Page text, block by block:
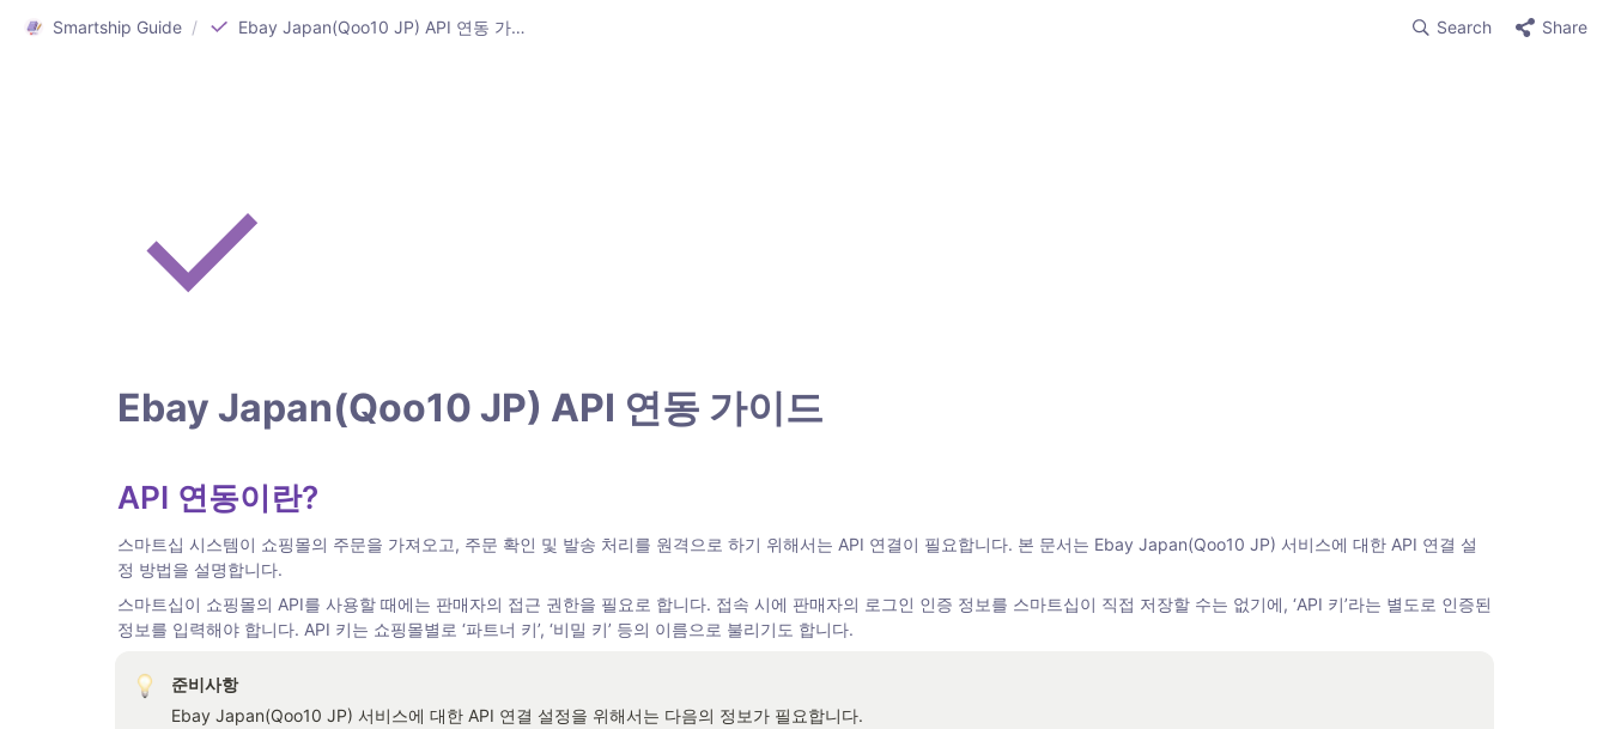
Smartship Guide / Ebay Japan(Qoo10 JP) API 연동 가이드 Search Share
Ebay Japan(Qoo10 JP) API 연동 가이드
API 연동이란?
스마트십 시스템이 쇼핑몰의 주문을 가져오고, 주문 확인 및 발송 처리를 원격으로 하기 위해서는 API 연결이 필요합니다. 본 문서는 Ebay Japan(Qoo10 JP) 서비스에 대한 API 연결 설
정 방법을 설명합니다.
스마트십이 쇼핑몰의 API를 사용할 때에는 판매자의 접근 권한을 필요로 합니다. 접속 시에 판매자의 로그인 인증 정보를 스마트십이 직접 저장할 수는 없기에, ‘API 키’라는 별도로 인증된
정보를 입력해야 합니다. API 키는 쇼핑몰별로 ‘파트너 키’, ‘비밀 키’ 등의 이름으로 불리기도 합니다.
준비사항
Ebay Japan(Qoo10 JP) 서비스에 대한 API 연결 설정을 위해서는 다음의 정보가 필요합니다.